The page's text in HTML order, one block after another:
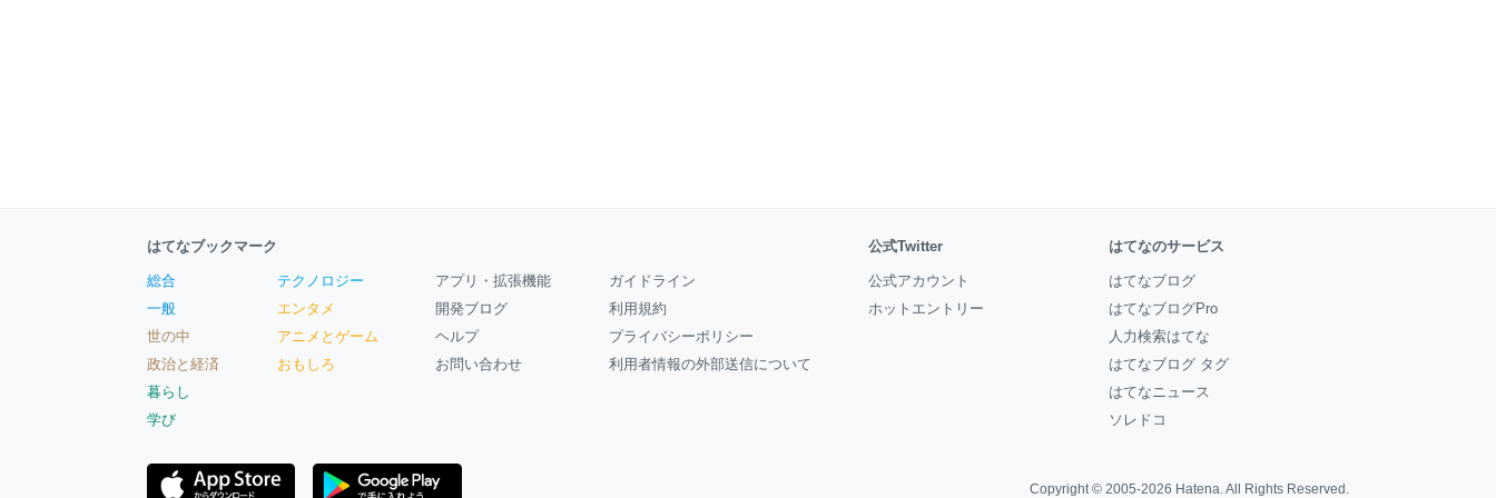
はてなブックマーク
総合
一般
世の中
政治と経済
暮らし
学び
テクノロジー
エンタメ
アニメとゲーム
おもしろ
アプリ・拡張機能
開発ブログ
ヘルプ
お問い合わせ
ガイドライン
利用規約
プライバシーポリシー
利用者情報の外部送信について
公式Twitter
公式アカウント
ホットエントリー
はてなのサービス
はてなブログ
はてなブログPro
人力検索はてな
はてなブログ タグ
はてなニュース
ソレドコ
Copyright © 2005-2026 Hatena. All Rights Reserved.